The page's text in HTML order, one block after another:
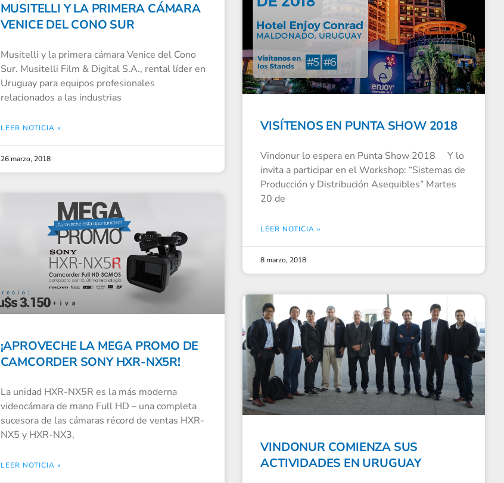
MUSITELLI Y LA PRIMERA CÁMARA
VENICE DEL CONO SUR
Musitelli y la primera cámara Venice del Cono
Sur. Musitelli Film & Digital S.A., rental líder en
Uruguay para equipos profesionales
relacionados a las industrias
LEER NOTICIA »
26 marzo, 2018
VISÍTENOS EN PUNTA SHOW 2018
Vindonur lo espera en Punta Show 2018 Y lo
invita a participar en el Workshop: “Sistemas de
Producción y Distribución Asequibles” Martes
20 de
LEER NOTICIA »
8 marzo, 2018
¡APROVECHE LA MEGA PROMO DE
CAMCORDER SONY HXR-NX5R!
La unidad HXR-NX5R es la más moderna
videocámara de mano Full HD – una completa
sucesora de las cámaras récord de ventas HXR-
NX5 y HXR-NX3,
LEER NOTICIA »
VINDONUR COMIENZA SUS
ACTIVIDADES EN URUGUAY